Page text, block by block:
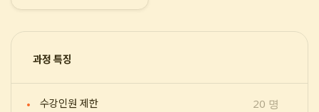
과정 특징
수강인원 제한 20 명